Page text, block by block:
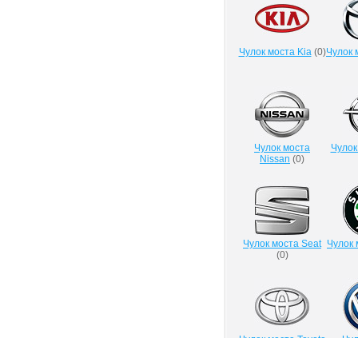
Чулок моста Kia(0)Чулок
Чулок моста
Nissan (0)
Чулок моста Seat
(0)
Чулок